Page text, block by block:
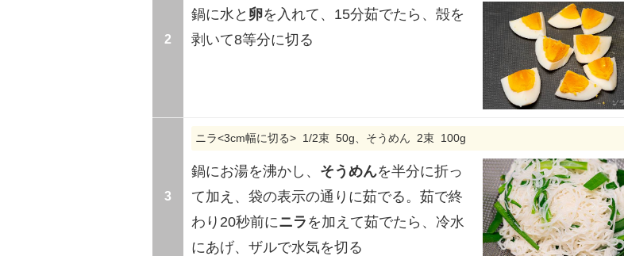
2
鍋に水と 卵を入れて、15分茹でたら、殻を
剥いて8等分に切る
3
ニラ<3cm幅に切る> 1/2束 50g、そうめん 2束 100g
鍋にお湯を沸かし、 そうめんを半分に折っ
て加え、袋の表示の通りに茹でる。茹で終
わり20秒前にニラ を加えて茹でたら、冷水
にあげ、ザルで水気を切る